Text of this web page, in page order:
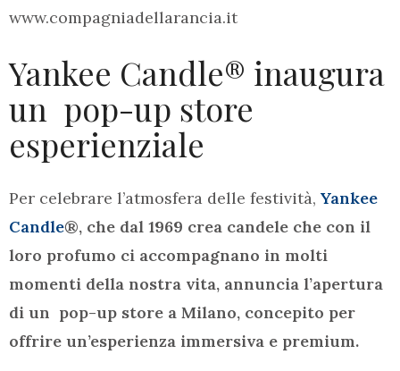
www.compagniadellarancia.it
Yankee Candle® inaugura
un pop-up store
esperienziale
Per celebrare l’atmosfera delle festività, Yankee
Candle®, che dal 1969 crea candele che con il
loro profumo ci accompagnano in molti
momenti della nostra vita, annuncia l’apertura
di un pop-up store a Milano, concepito per
offrire un’esperienza immersiva e premium.